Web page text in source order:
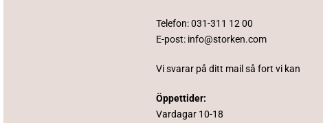
Telefon:031-311 12 00
E-post: info@storken.com
Vi svarar på ditt mail så fort vi kan
Öppettider:
Vardagar 10-18